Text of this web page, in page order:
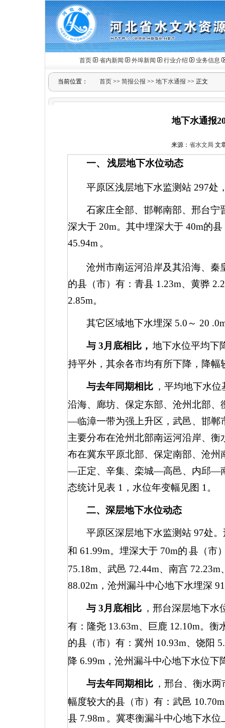
首页 省内新闻 外埠新闻 行业介绍 业务信息
当前位置： 首页 >> 简报公报 >> 地下水通报 >> 正文
地下水通报
来源： 省水文局 文
一、 浅层地下水位动态
平原区浅层地下水监测站 297处
石家庄全部、邯郸南部、邢台
深大于 20m。其中埋深大于40m的
45.94m 。
沧州市南运河沿岸及其沿海、
的县（市）有：青县 1.23m、黄骅
2.85m。
其它区域地下水埋深 5.0 ～ 20
与3月底相比， 地下水位平均下
持平外，其余各市均有所下降，降
与去年同期相比 ，平均地下水
沿海、廊坊、保定东部、沧州北部
—临漳一带为强上升区，武邑、邯
主要分布在沧州北部南运河沿岸、
布在冀东平原北部、保定南部、沧
—正定、辛集、栾城—高邑、内邱—
态统计见表 1 ，水位年变幅见图 1 。
二、深层地下水位动态
平原区深层地下水监测站97处
和 61.99m。埋深大于 70m的县（市
75.18m、武邑 72.44m、南宫 72.23m
88.02m ，沧州漏斗中心地下水埋深
与3月底相比 ，邢台深层地下
有：隆尧 13.63m、巨鹿 12.10m。衡
的县（市）有：冀州 10.93m、饶阳
降 6.99m ，沧州漏斗中心地下水位下
与去年同期相比 ，邢台、衡水
幅度较大的县（市）有：武邑 10.70m
县 7.98m 。冀枣衡漏斗中心地下水